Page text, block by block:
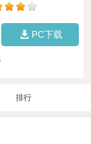
PC下载
排行